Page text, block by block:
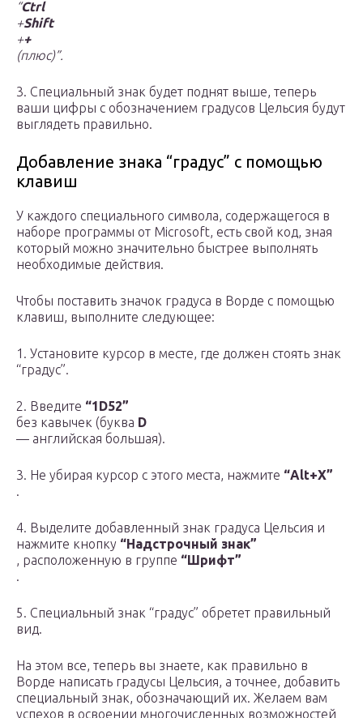
“Ctrl
+Shift
++
(плюс)”.
3. Специальный знак будет поднят выше, теперь
ваши цифры с обозначением градусов Цельсия будут
выглядеть правильно.
Добавление знака “градус” с помощью
клавиш
У каждого специального символа, содержащегося в
наборе программы от Microsoft, есть свой код, зная
который можно значительно быстрее выполнять
необходимые действия.
Чтобы поставить значок градуса в Ворде с помощью
клавиш, выполните следующее:
1. Установите курсор в месте, где должен стоять знак
“градус”.
2. Введите “1D52”
без кавычек (буква D
— английская большая).
3. Не убирая курсор с этого места, нажмите “Alt+X”
.
4. Выделите добавленный знак градуса Цельсия и
нажмите кнопку “Надстрочный знак”
, расположенную в группе “Шрифт”
.
5. Специальный знак “градус” обретет правильный
вид.
На этом все, теперь вы знаете, как правильно в
Ворде написать градусы Цельсия, а точнее, добавить
специальный знак, обозначающий их. Желаем вам
успехов в освоении многочисленных возможностей